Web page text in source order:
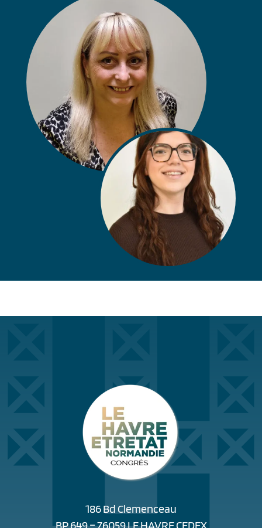
186 Bd Clemenceau
BP 649 – 76059 LE HAVRE CEDEX